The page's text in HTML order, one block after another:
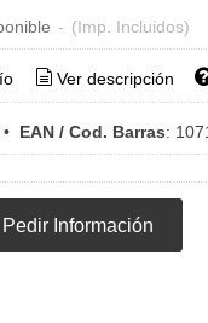
- (Imp. Incluidos)
Ver descripción
EAN / Cod. Barras:
Pedir Información